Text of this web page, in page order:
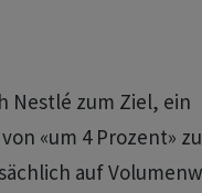
Nestlé zum Ziel, ein
«um 4 Prozent»
auf